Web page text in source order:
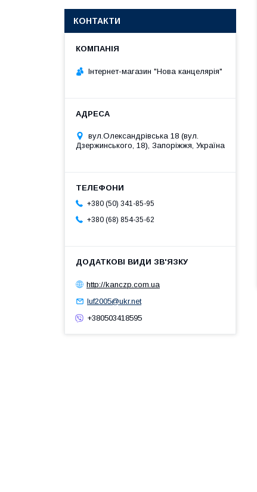
КОНТАКТИ
Інтернет-магазин "Нова канцелярія"
вул.Олександрівська 18 (вул.
Дзержинського, 18), Запоріжжя, Україна
+380 (50) 341-85-95
+380 (68) 854-35-62
http://kanczp.com.ua
luf2005@ukr.net
+380503418595